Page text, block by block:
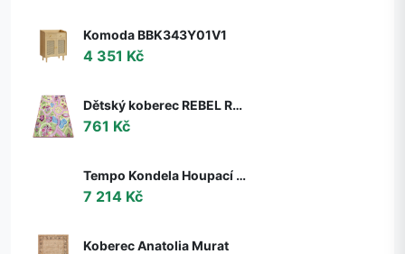
Komoda BBK343Y01V1
4 351 Kč
Dětský koberec REBEL ROADS Sweet town 26 Cukrovinky, protiskluzový - růžový / zelený
761 Kč
Tempo Kondela Houpací křeslo s podnoží TALMAN, ořech
7 214 Kč
Koberec Anatolia Murat